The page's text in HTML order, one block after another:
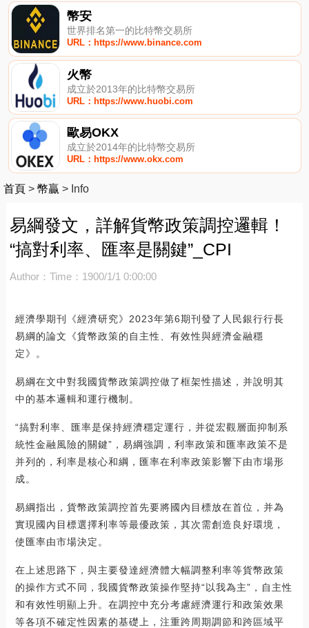
幣安
世界排名第一的比特幣交易所
URL：https://www.binance.com
火幣
成立於2013年的比特幣交易所
URL：https://www.huobi.com
歐易OKX
成立於2014年的比特幣交易所
URL：https://www.okx.com
首頁 > 幣贏 > Info
易綱發文，詳解貨幣政策調控邏輯！
“搞對利率、匯率是關鍵”_CPI
Author： Time：1900/1/1 0:00:00
經濟學期刊《經濟研究》2023年第6期刊發了人民銀行行長
易綱的論文《貨幣政策的自主性、有效性與經濟金融穩
定》。
易綱在文中對我國貨幣政策調控做了框架性描述，并說明其
中的基本邏輯和運行機制。
“搞對利率、匯率是保持經濟穩定運行，并從宏觀層面抑制系
統性金融風險的關鍵”，易綱強調，利率政策和匯率政策不是
并列的，利率是核心和綱，匯率在利率政策影響下由市場形
成。
易綱指出，貨幣政策調控首先要將國內目標放在首位，并為
實現國內目標選擇利率等最優政策，其次需創造良好環境，
使匯率由市場決定。
在上述思路下，與主要發達經濟體大幅調整利率等貨幣政策
的操作方式不同，我國貨幣政策操作堅持“以我為主”，自主性
和有效性明顯上升。在調控中充分考慮經濟運行和政策效果
等各項不確定性因素的基礎上，注重跨周期調節和跨區域平